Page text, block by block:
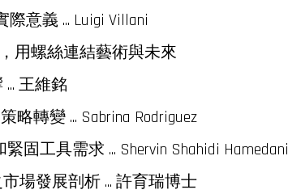
意義 ... Luigi Villani
用螺絲連結藝術與未來
王維銘
略轉變 ... Sabrina Rodriguez
固工具需求 ... Shervin Shahidi Hamedani
場發展剖析 ... 許育瑞博士